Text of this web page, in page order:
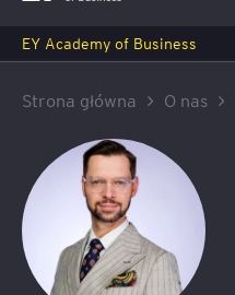
EY Academy of Business
Strona główna O nas